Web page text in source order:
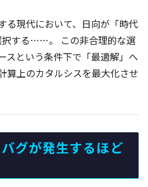
る現代において、日向が「時代
択する……。 この非合理的な選
スという条件下で「最適解」へ
算上のカタルシスを最大化させ
グが発生するほど